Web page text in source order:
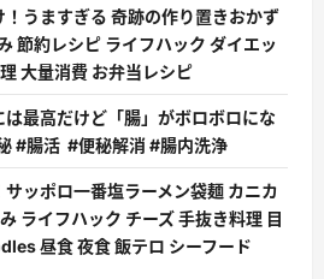
うますぎる 奇跡の作り置きおかず
節約レシピ ライフハック ダイエッ
大量消費 お弁当レシピ
は最高だけど「腸」がボロボロにな
#腸活 #便秘解消 #腸内洗浄
ッポロ一番塩ラーメン袋麺 カニカ
ライフハック チーズ 手抜き料理 目
昼食 夜食 飯テロ シーフード